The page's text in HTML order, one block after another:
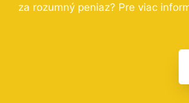
za rozumný peniaz? Pre viac